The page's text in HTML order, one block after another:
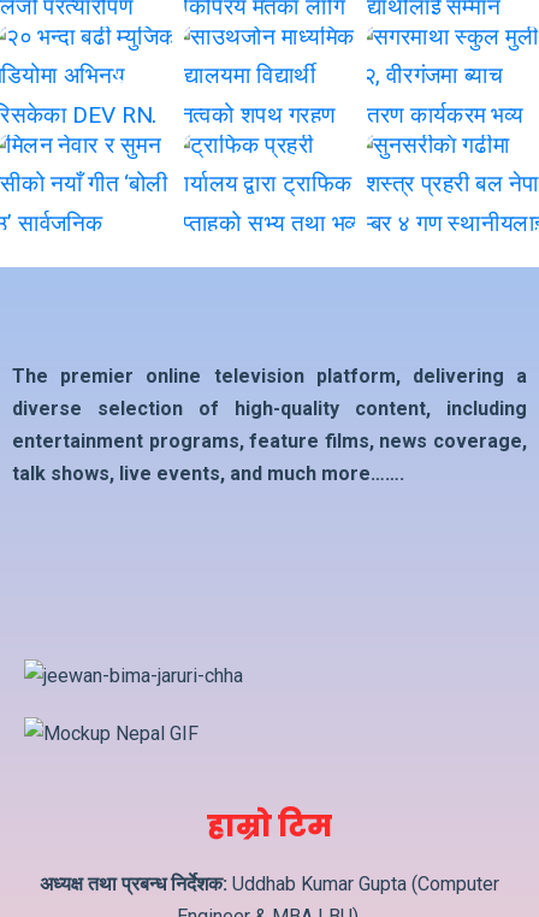
The premier online television platform, delivering a
diverse selection of high-quality content, including
entertainment programs, feature films, news coverage,
talk shows, live events, and much more…….
हाम्रो टिम
अध्यक्ष तथा प्रबन्ध निर्देशक: Uddhab Kumar Gupta (Computer